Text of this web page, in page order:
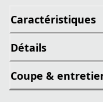
Caractéristiques
Détails
Coupe &